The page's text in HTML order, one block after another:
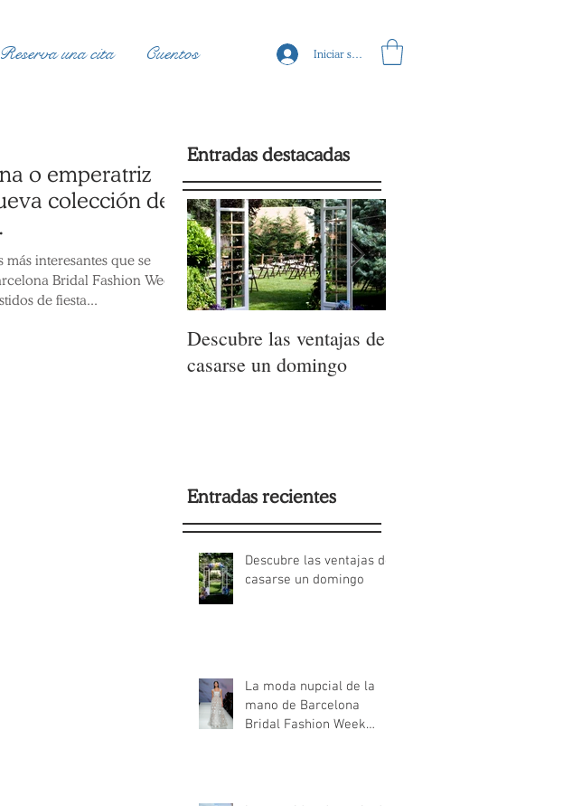
Reserva una cita Cuentos Iniciar sesión
o emperatriz
colección de
más interesantes que se
Bridal Fashion Week,
de fiesta...
Entradas destacadas
Descubre las ventajas de
casarse un domingo
Entradas recientes
Descubre las ventajas de
casarse un domingo
La moda nupcial de la
mano de Barcelona
Bridal Fashion Week